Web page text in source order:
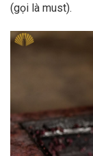
(gọi là must).